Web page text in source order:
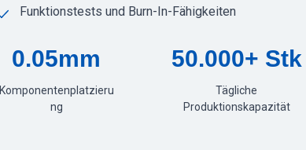
Funktionstests und Burn-In-Fähigkeiten
0.05mm
Komponentenplatzieru
ng
50.000+ Stk
Tägliche
Produktionskapazität